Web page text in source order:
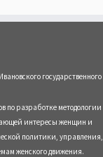
государственного
по разработке методологии
интересы женщин и
политики, управления,
женского движения.